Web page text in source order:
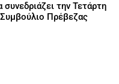
την Τετάρτη
Πρέβεζας